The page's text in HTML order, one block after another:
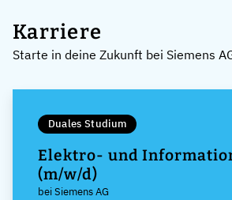
Karriere
Starte in deine Zukunft bei Siemens
Duales Studium
Elektro- und
(m/w/d)
bei Siemens AG